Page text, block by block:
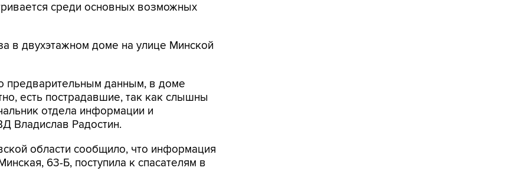
среди основных возможных
в двухэтажном доме на улице Минской
предварительным данным, в доме
есть пострадавшие, так как слышны
отдела информации и
Владислав Радостин.
области сообщило, что информация
63-Б, поступила к спасателям в